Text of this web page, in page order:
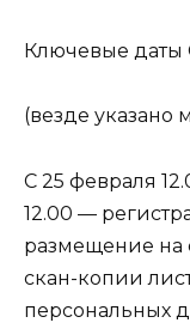
Ключевые
(везде указано
С 25 февраля
12.00 —
размещение на
скан-копии
персональных